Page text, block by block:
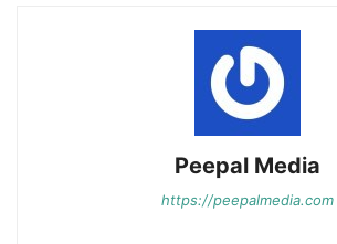
Peepal Media
https://peepalmedia.com